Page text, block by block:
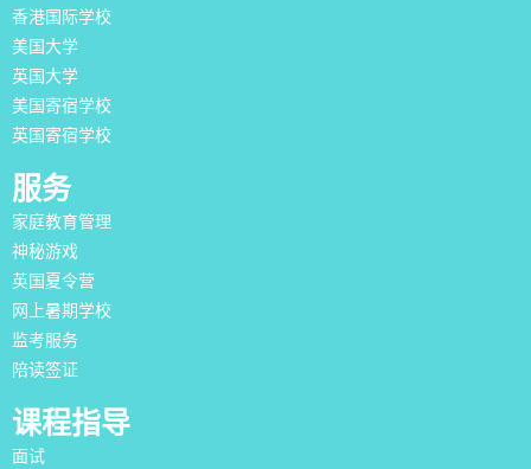
香港国际学校
美国大学
英国大学
美国寄宿学校
英国寄宿学校
服务
家庭教育管理
神秘游戏
英国夏令营
网上暑期学校
监考服务
陪读签证
课程指导
面试